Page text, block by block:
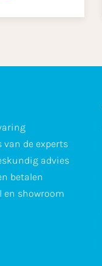
de experts
advies
betalen
en showroom